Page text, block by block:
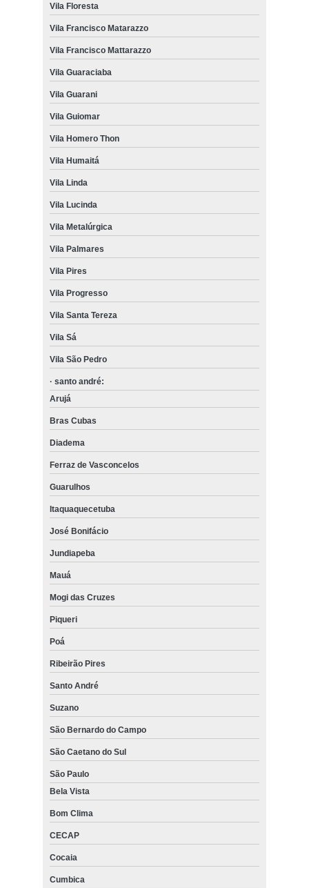
Vila Floresta
Vila Francisco Matarazzo
Vila Francisco Mattarazzo
Vila Guaraciaba
Vila Guarani
Vila Guiomar
Vila Homero Thon
Vila Humaitá
Vila Linda
Vila Lucinda
Vila Metalúrgica
Vila Palmares
Vila Pires
Vila Progresso
Vila Santa Tereza
Vila Sá
Vila São Pedro
· santo andré:
Arujá
Bras Cubas
Diadema
Ferraz de Vasconcelos
Guarulhos
Itaquaquecetuba
José Bonifácio
Jundiapeba
Mauá
Mogi das Cruzes
Piqueri
Poá
Ribeirão Pires
Santo André
Suzano
São Bernardo do Campo
São Caetano do Sul
São Paulo
Bela Vista
Bom Clima
CECAP
Cocaia
Cumbica